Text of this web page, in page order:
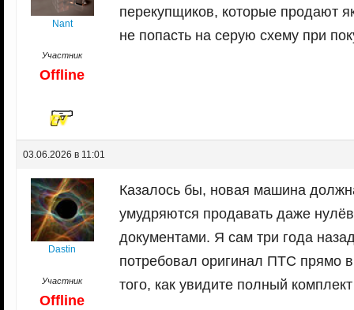
Nant
Участник
Offline
перекупщиков, которые продают
не попасть на серую схему при
03.06.2026 в 11:01
Dastin
Участник
Offline
Казалось бы, новая машина
умудряются продавать даже
документами. Я сам три года
потребовал оригинал ПТС прямо
того, как увидите полный